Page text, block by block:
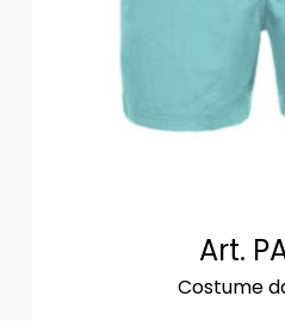
Art.
Costume